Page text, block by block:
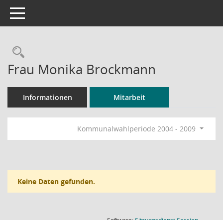
Toggle navigation
Rechercheauswahl
Frau Monika Brockmann
Informationen Mitarbeit
Kommunalwahlperiode 2004 - 2009
Keine Daten gefunden.